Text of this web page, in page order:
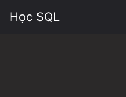
Học SQL